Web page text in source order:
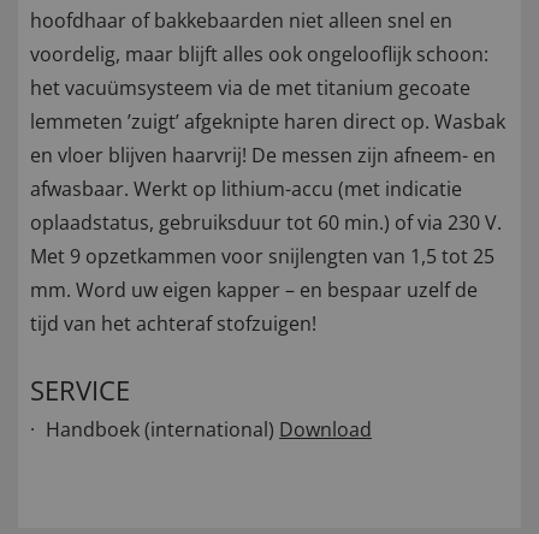
hoofdhaar of bakkebaarden niet alleen snel en
voordelig, maar blijft alles ook ongelooflijk schoon:
het vacuümsysteem via de met titanium gecoate
lemmeten ’zuigt’ afgeknipte haren direct op. Wasbak
en vloer blijven haarvrij! De messen zijn afneem- en
afwasbaar. Werkt op lithium-accu (met indicatie
oplaadstatus, gebruiksduur tot 60 min.) of via 230 V.
Met 9 opzetkammen voor snijlengten van 1,5 tot 25
mm. Word uw eigen kapper – en bespaar uzelf de
tijd van het achteraf stofzuigen!
SERVICE
Handboek (international) Download